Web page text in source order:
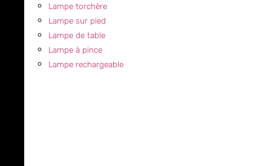
Lampe torchère
Lampe sur pied
Lampe de table
Lampe à pince
Lampe rechargeable